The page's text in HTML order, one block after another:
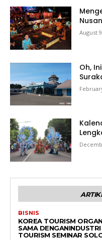
August
Oh,
BISNIS
KOREA TOURISM
SAMA
TOURISM SEMINAR